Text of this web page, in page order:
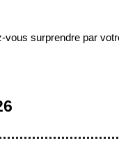
vous surprendre par